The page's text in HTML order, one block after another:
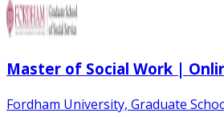
Master of Social Work |
Fordham University, Graduate